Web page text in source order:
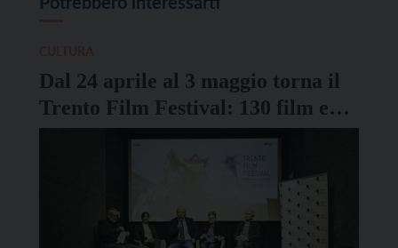
Dal 24 aprile al 3 maggio torna il
Trento Film Festival: 130 film e
150 eventi in programma